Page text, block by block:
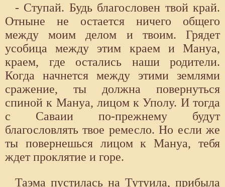
- Ступай. Будь благословен твой край.
Отныне не остается ничего общего
между моим делом и твоим. Грядет
усобица между этим краем и Мануа,
краем, где остались наши родители.
Когда начнется между этими землями
сражение, ты должна повернуться
спиной к Мануа, лицом к Уполу. И тогда
с Саваии по-прежнему будут
благословлять твое ремесло. Но если же
ты повернешься лицом к Мануа, тебя
ждет проклятие и горе.
Таэма пустилась на Тутуила, прибыла